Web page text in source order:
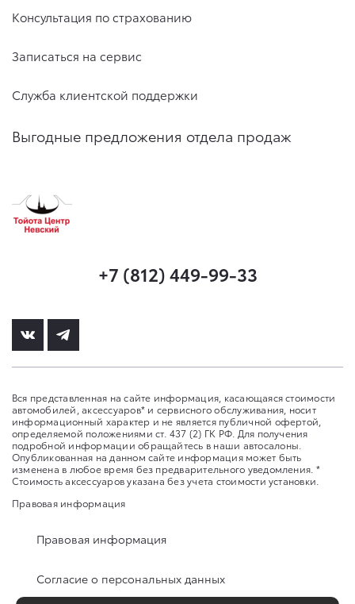
Консультация по страхованию
Записаться на сервис
Служба клиентской поддержки
Выгодные предложения отдела продаж
+7 (812) 449-99-33
Вся представленная на сайте информация, касающаяся стоимости
автомобилей, аксессуаров* и сервисного обслуживания, носит
информационный характер и не является публичной офертой,
определяемой положениями ст. 437 (2) ГК РФ. Для получения
подробной информации обращайтесь в наши автосалоны.
Опубликованная на данном сайте информация может быть
изменена в любое время без предварительного уведомления. *
Стоимость аксессуаров указана без учета стоимости установки.
Правовая информация
Правовая информация
Согласие о персональных данных